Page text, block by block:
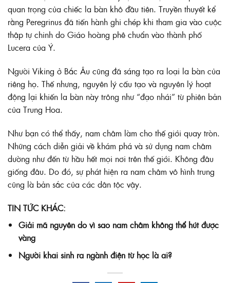
quan trọng của chiếc la bàn khô đầu tiên. Truyền thuyết kể
rằng Peregrinus đã tiến hành ghi chép khi tham gia vào cuộc
thập tự chinh do Giáo hoàng phê chuẩn vào thành phố
Lucera của Ý.
Người Viking ở Bắc Âu cũng đã sáng tạo ra loại la bàn của
riêng họ. Thế nhưng, nguyên lý cấu tạo và nguyên lý hoạt
động lại khiến la bàn này trông như “đạo nhái” từ phiên bản
của Trung Hoa.
Như bạn có thể thấy, nam châm làm cho thế giới quay tròn.
Những cách diễn giải về khám phá và sử dụng nam châm
dường như đến từ hầu hết mọi nơi trên thế giới. Không đâu
giống đâu. Do đó, sự phát hiện ra nam châm vô hình trung
cũng là bản sắc của các dân tộc vậy.
TIN TỨC KHÁC:
Giải mã nguyên do vì sao nam châm không thể hút được
vàng
Người khai sinh ra ngành điện từ học là ai?